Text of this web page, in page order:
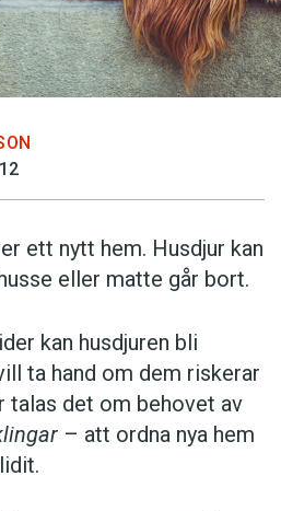
ett nytt hem. Husdjur kan
eller matte går bort.
kan husdjuren bli
ta hand om dem riskerar
talas det om behovet av
– att ordna nya hem